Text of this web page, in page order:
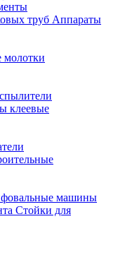
Аппараты
клеевые
машины
Стойки для